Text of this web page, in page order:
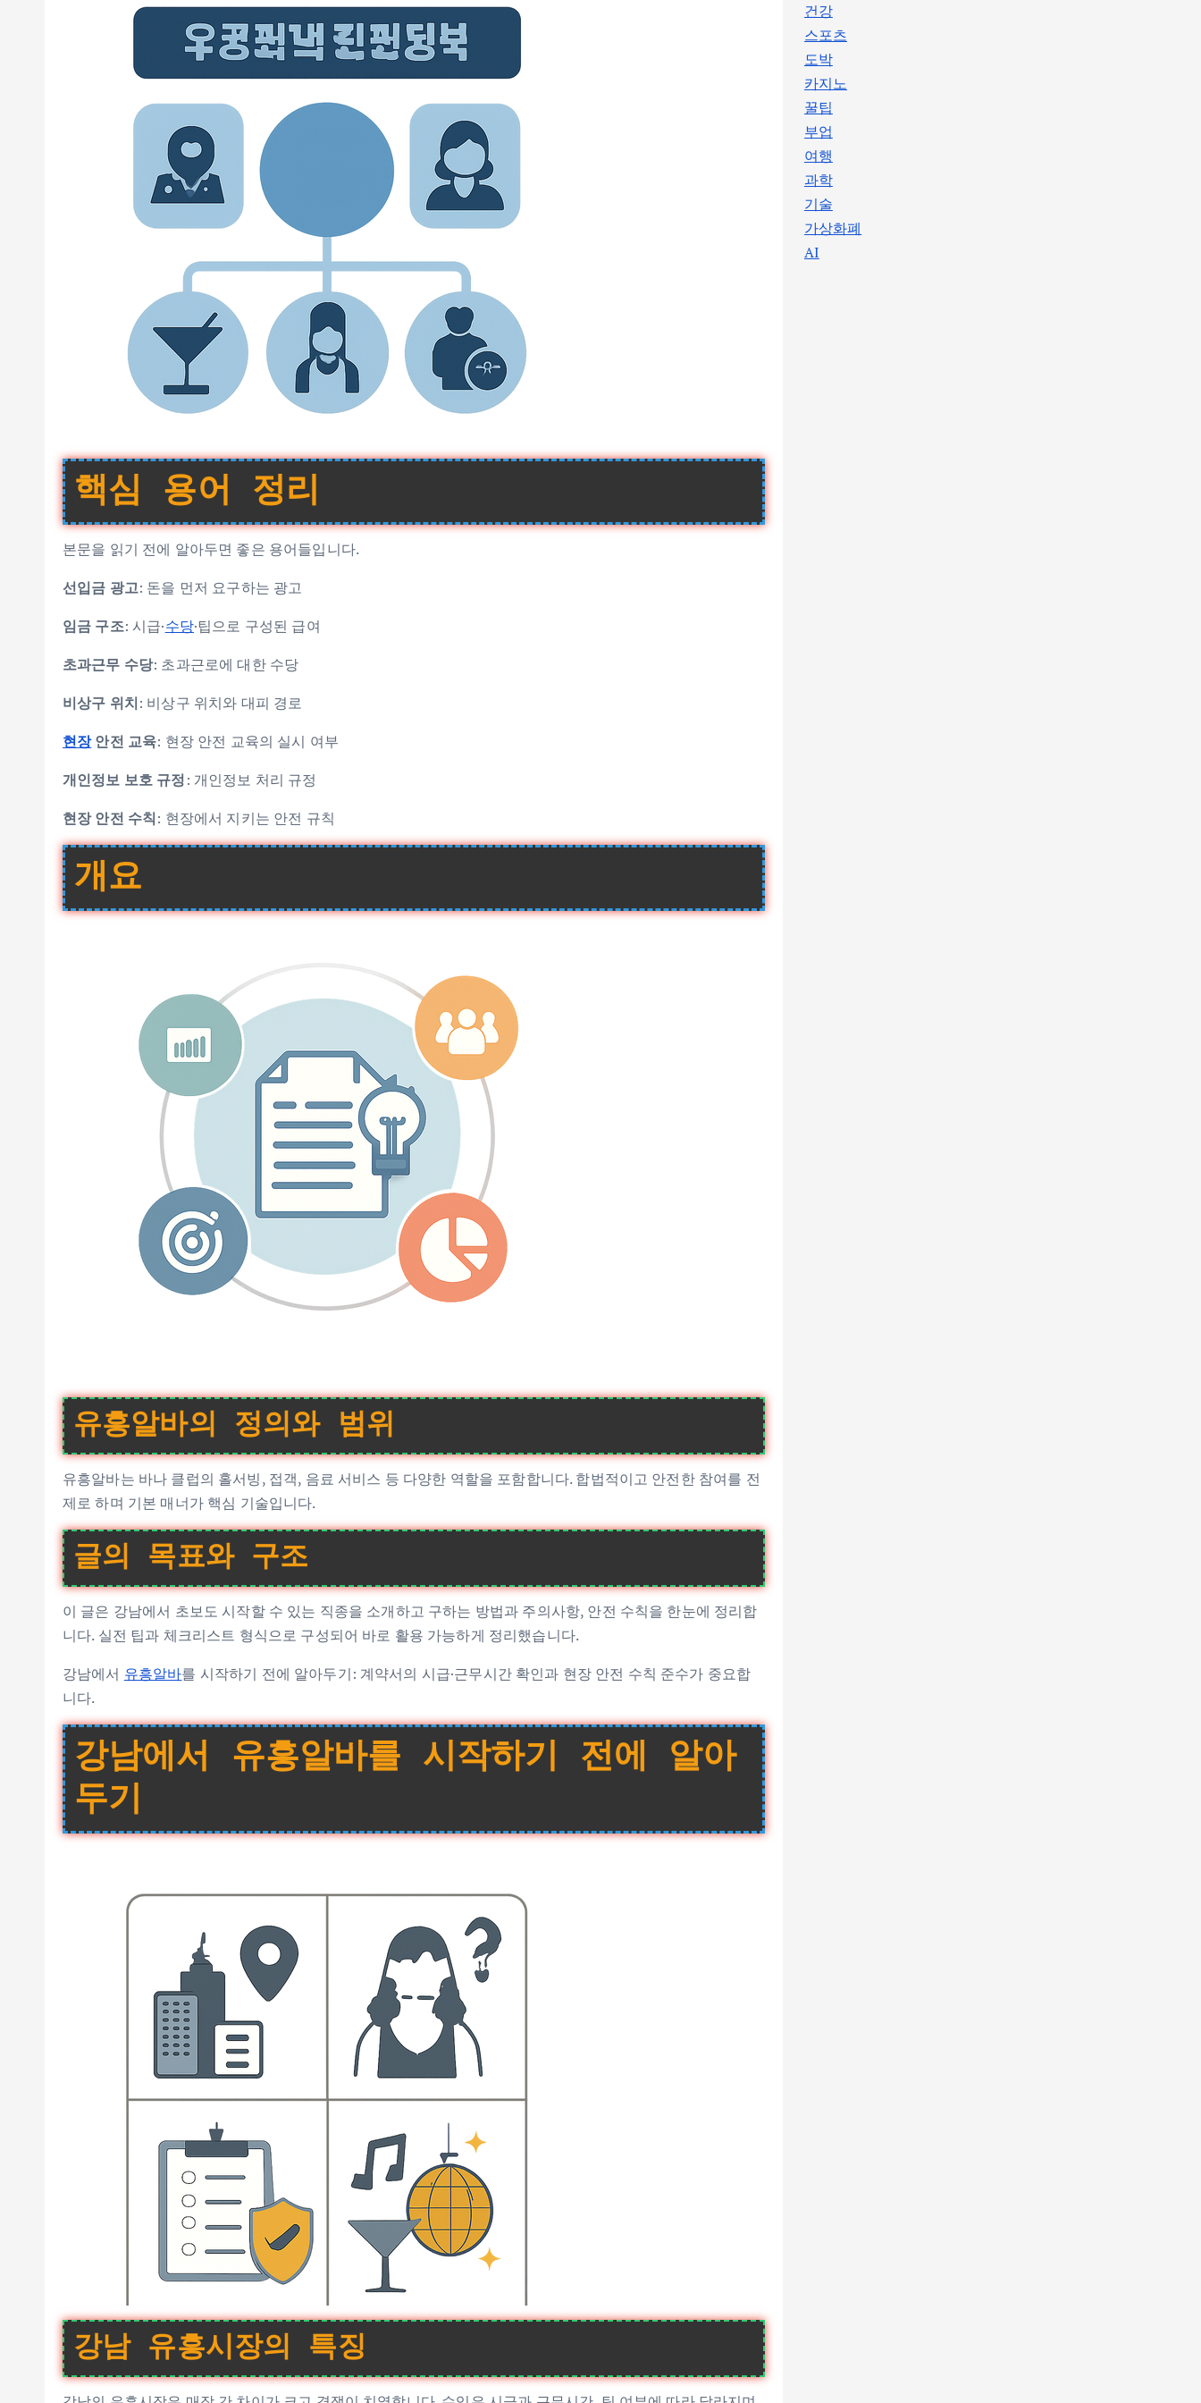
핵심 용어 정리
본문을 읽기 전에 알아두면 좋은 용어들입니다.
선입금 광고: 돈을 먼저 요구하는 광고
임금 구조: 시급·수당·팁으로 구성된 급여
초과근무 수당: 초과근로에 대한 수당
비상구 위치: 비상구 위치와 대피 경로
현장안전 교육: 현장 안전 교육의 실시 여부
개인정보 보호 규정: 개인정보 처리 규정
현장 안전 수칙: 현장에서 지키는 안전 규칙
개요
유흥알바의 정의와 범위
유흥알바는 바나 클럽의 홀서빙, 접객, 음료 서비스 등 다양한 역할을 포함합니다. 합법적이고 안전한 참여를 전
제로 하며 기본 매너가 핵심 기술입니다.
글의 목표와 구조
이 글은 강남에서 초보도 시작할 수 있는 직종을 소개하고 구하는 방법과 주의사항, 안전 수칙을 한눈에 정리합
니다. 실전 팁과 체크리스트 형식으로 구성되어 바로 활용 가능하게 정리했습니다.
강남에서 유흥알바를 시작하기 전에 알아두기: 계약서의 시급·근무시간 확인과 현장 안전 수칙 준수가 중요합
니다.
강남에서 유흥알바를 시작하기 전에 알아
두기
강남 유흥시장의 특징
건강
스포츠
도박
카지노
꿀팁
부업
여행
과학
기술
가상화폐
AI